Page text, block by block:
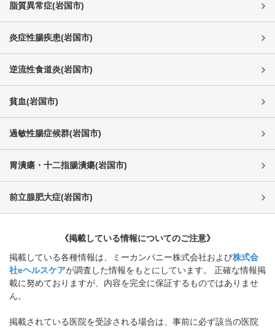
脂質異常症(岩国市)
炎症性腸疾患(岩国市)
逆流性食道炎(岩国市)
貧血(岩国市)
過敏性腸症候群(岩国市)
胃潰瘍・十二指腸潰瘍(岩国市)
前立腺肥大症(岩国市)
《掲載している情報についてのご注意》
掲載している各種情報は、ミーカンパニー株式会社および株式会
社eヘルスケアが調査した情報をもとにしています。 正確な情報掲
載に努めておりますが、内容を完全に保証するものではありませ
ん。
掲載されている医院を受診される場合は、事前に必ず該当の医院